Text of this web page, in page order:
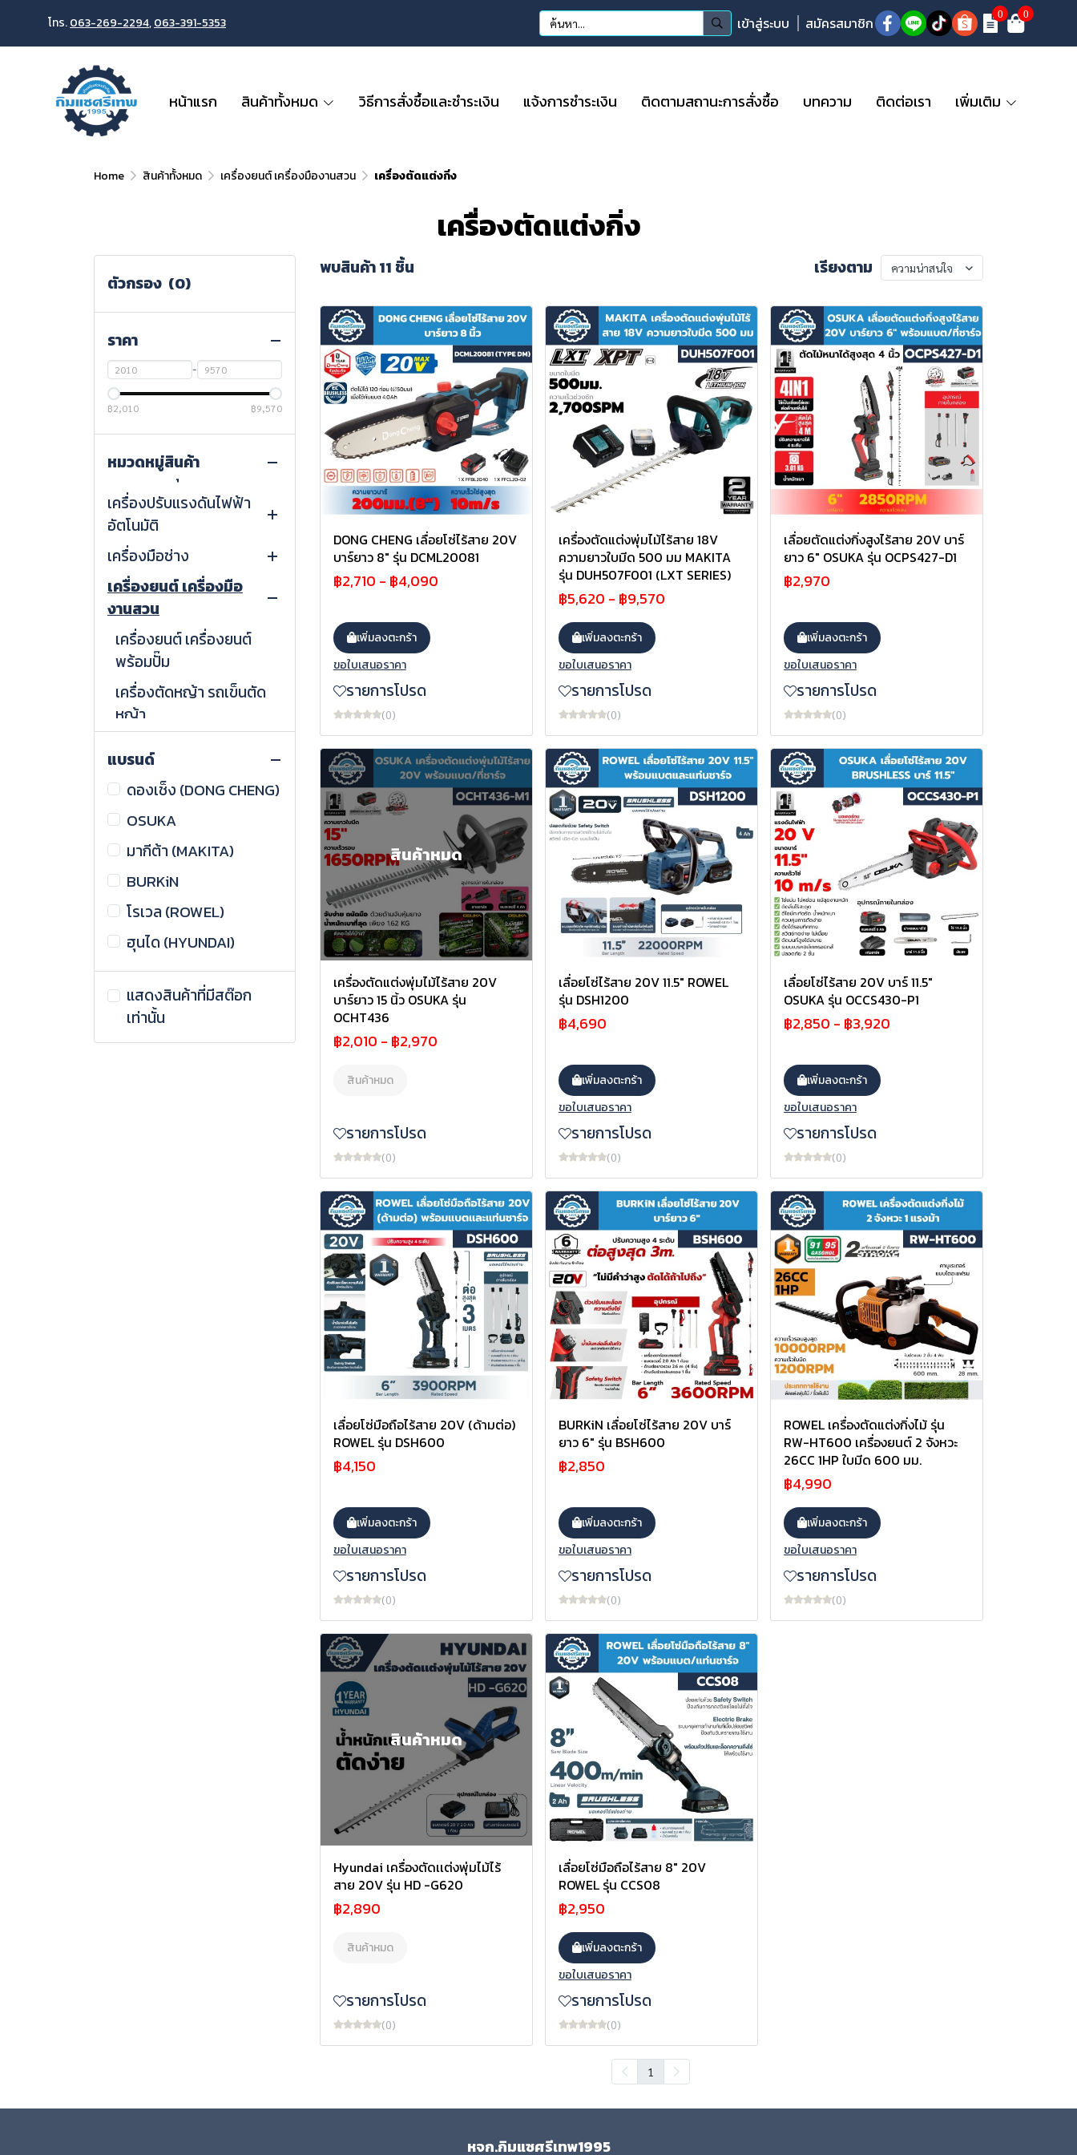
โทร.063-269-2294,063-391-5353 เข้าสู่ระบบ สมัครสมาชิก 0 0
หน้าแรก สินค้าทั้งหมด วิธีการสั่งซื้อและชำระเงิน แจ้งการชำระเงิน ติดตามสถานะการสั่งซื้อ บทความ ติดต่อเรา เพิ่มเติม
Home สินค้าทั้งหมด เครื่องยนต์ เครื่องมืองานสวน เครื่องตัดแต่งกิ่ง
เครื่องตัดแต่งกิ่ง
ตัวกรอง (0)
ราคา
-
฿2,010 ฿9,570
หมวดหมู่สินค้า
สินค้าทั้งหมด
ปั๊มน้ำ
ปั๊มบาดาล ปั๊มซับเมอร์ส
ปั๊มไฟฟ้า
ปั๊มอัตโนมัติ
ไดโว่ ปั๊มจุ่ม
เครื่องปั่นไฟ
เครื่องปั่นไฟเบนซิน
เครื่องปั่นไฟดีเซล
ไดนาโมปั่นไฟเพลาลอย
ปั๊มลม และ อุปกรณ์ลม
ปั๊มลมสายพาน
ปั๊มลมโรตารี่
ปั๊มลมออยล์ฟรี
อุปกรณ์ลม
เครื่องปรับแรงดันไฟฟ้า
อัตโนมัติ
ระบบเซอร์โว
ระบบรีเลย์
ระบบไทริสเตอร์
เครื่องปรับแรงดันไฟฟ้า 3
เฟส
เครื่องมือช่าง
เครื่องมือไฟฟ้า (Power
Tools)
อุปกรณ์จัดเก็บ
เครื่องมือขันยึด
เครื่องมือวัด
อุปกรณ์ ขัด ตัด เจียร์
อุปกรณ์เจาะ
เครื่องมือช่างอื่นๆ
เครื่องยนต์ เครื่องมือ
งานสวน
เครื่องยนต์ เครื่องยนต์
พร้อมปั๊ม
เครื่องตัดหญ้า รถเข็นตัด
หญ้า
เครื่องตัดแต่งกิ่ง
เชื่อม
เครื่องเชื่อม ตู้เชื่อม
เครื่องตัดพลาสม่า
อุปกรณ์เชื่อม
อุปกรณ์ไฟฟ้า
มอเตอร์ไฟฟ้า
มอเตอร์ 1 เฟส
เครื่องมือก่อสร้าง
แบรนด์
ดองเช็ง (DONG CHENG)
OSUKA
มากีต้า (MAKITA)
BURKiN
โรเวล (ROWEL)
ฮุนได (HYUNDAI)
แสดงสินค้าที่มีสต๊อก
เท่านั้น
พบสินค้า 11 ชิ้น เรียงตาม ความน่าสนใจ
DONG CHENG เลื่อยโซ่ไร้สาย 20V
บาร์ยาว 8" รุ่น DCML20081
฿2,710 - ฿4,090
เพิ่มลงตะกร้า
ขอใบเสนอราคา
รายการโปรด
(0)
เครื่องตัดแต่งพุ่มไม้ไร้สาย 18V
ความยาวใบมีด 500 มม MAKITA
รุ่น DUH507F001 (LXT SERIES)
฿5,620 - ฿9,570
เพิ่มลงตะกร้า
ขอใบเสนอราคา
รายการโปรด
(0)
เลื่อยตัดแต่งกิ่งสูงไร้สาย 20V บาร์
ยาว 6" OSUKA รุ่น OCPS427-D1
฿2,970
เพิ่มลงตะกร้า
ขอใบเสนอราคา
รายการโปรด
(0)
สินค้าหมด
เครื่องตัดแต่งพุ่มไม้ไร้สาย 20V
บาร์ยาว 15 นิ้ว OSUKA รุ่น
OCHT436
฿2,010 - ฿2,970
สินค้าหมด
รายการโปรด
(0)
เลื่อยโซ่ไร้สาย 20V 11.5" ROWEL
รุ่น DSH1200
฿4,690
เพิ่มลงตะกร้า
ขอใบเสนอราคา
รายการโปรด
(0)
เลื่อยโซ่ไร้สาย 20V บาร์ 11.5"
OSUKA รุ่น OCCS430-P1
฿2,850 - ฿3,920
เพิ่มลงตะกร้า
ขอใบเสนอราคา
รายการโปรด
(0)
เลื่อยโซ่มือถือไร้สาย 20V (ด้ามต่อ)
ROWEL รุ่น DSH600
฿4,150
เพิ่มลงตะกร้า
ขอใบเสนอราคา
รายการโปรด
(0)
BURKiN เลื่อยโซ่ไร้สาย 20V บาร์
ยาว 6" รุ่น BSH600
฿2,850
เพิ่มลงตะกร้า
ขอใบเสนอราคา
รายการโปรด
(0)
ROWEL เครื่องตัดแต่งกิ่งไม้ รุ่น
RW-HT600 เครื่องยนต์ 2 จังหวะ
26CC 1HP ใบมีด 600 มม.
฿4,990
เพิ่มลงตะกร้า
ขอใบเสนอราคา
รายการโปรด
(0)
สินค้าหมด
Hyundai เครื่องตัดเเต่งพุ่มไม้ไร้
สาย 20V รุ่น HD -G620
฿2,890
สินค้าหมด
รายการโปรด
(0)
เลื่อยโซ่มือถือไร้สาย 8" 20V
ROWEL รุ่น CCS08
฿2,950
เพิ่มลงตะกร้า
ขอใบเสนอราคา
รายการโปรด
(0)
1
หจก.กิมแซศรีเทพ1995